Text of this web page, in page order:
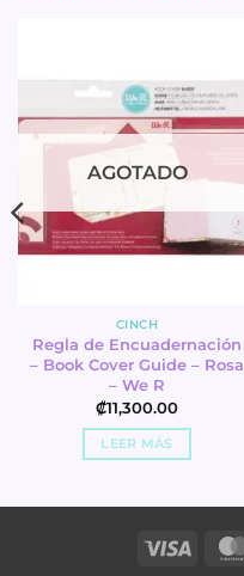
AGOTADO
CINCH
Regla de Encuadernación
– Book Cover Guide – Rosa
– We R
₡11,300.00
LEER MÁS
Visa